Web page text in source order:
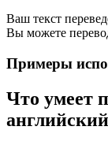
Ваш текст
Вы можете
Примеры
Что умеет
английский